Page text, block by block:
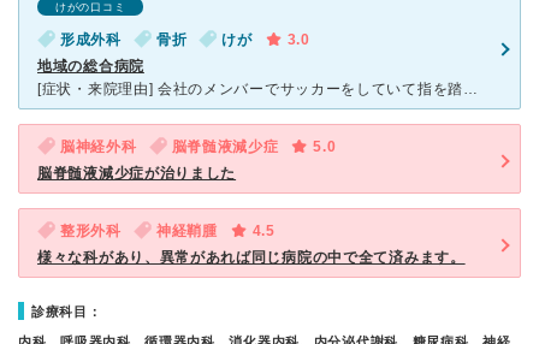
けがの口コミ
形成外科 骨折 けが
3.0
地域の総合病院
[症状・来院理由] 会社のメンバーでサッカーをしていて指を踏まれ、腫れが3日たってもひかないので いきつけの診療所に行ったところ、総合病院を奨められたので行きました [医師の診断・治療法] 患
脳神経外科 脳脊髄液減少症
5.0
脳脊髄液減少症が治りました
整形外科 神経鞘腫
4.5
様々な科があり、異常があれば同じ病院の中で全て済みます。
診療科目：